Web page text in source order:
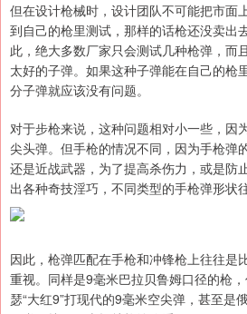
但在设计枪械时，设计团队不可能把市面
到自己的枪里测试，那样的话枪还没卖出
此，绝大多数厂家只会测试几种枪弹，而
太好的子弹。如果这种子弹能在自己的枪
分子弹就应该没有问题。
对于步枪来说，这种问题相对小一些，因
尖头弹。但手枪的情况不同，因为手枪弹
还是近战武器，为了提高杀伤力，或是防
出各种奇技淫巧，不同类型的手枪弹形状
因此，枪弹匹配在手枪和冲锋枪上往往是
重视。同样是9毫米巴拉贝鲁姆口径的枪
瑟“大红9”打现代的9毫米空尖弹，甚至是